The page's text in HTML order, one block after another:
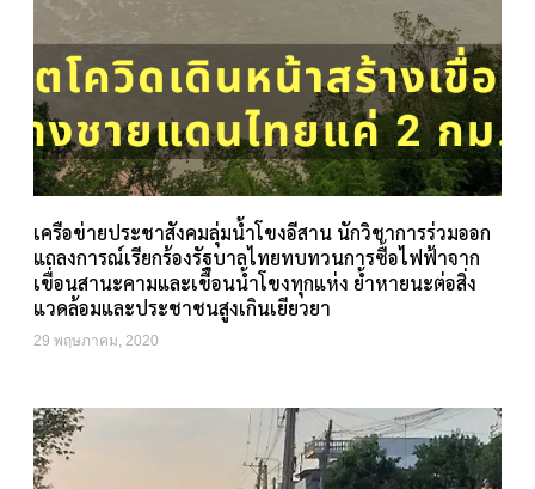
เครือข่ายประชาสังคมลุ่มน้ำโขงอีสาน นักวิชาการร่วมออก
แถลงการณ์เรียกร้องรัฐบาลไทยทบทวนการซื้อไฟฟ้าจาก
เขื่อนสานะคามและเขื่อนน้ำโขงทุกแห่ง ย้ำหายนะต่อสิ่ง
แวดล้อมและประชาชนสูงเกินเยียวยา
29 พฤษภาคม, 2020